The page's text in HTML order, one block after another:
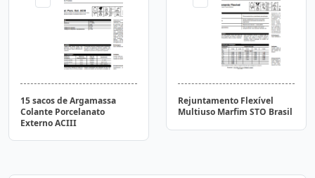
15 sacos de Argamassa
Colante Porcelanato
Externo ACIII
Rejuntamento Flexível
Multiuso Marfim STO Brasil